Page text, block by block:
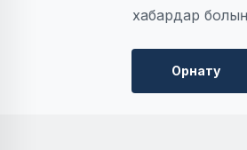
хабардар
Орнату